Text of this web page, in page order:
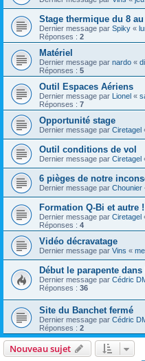
Stage thermique du 8 au
Dernier message par Spiky «
Réponses : 2
Matériel
Dernier message par nardo «
Réponses : 5
Outil Espaces Aériens
Dernier message par Lionel «
Réponses : 7
Opportunité stage
Dernier message par Ciretagel
Outil conditions de vol
Dernier message par Ciretagel
6 pièges de notre
Dernier message par Chounier
Formation Q-Bi et autre !
Dernier message par Ciretagel
Réponses : 4
Vidéo décravatage
Dernier message par Vins «
Début le parapente
Dernier message par Cédric
Réponses : 36
Site du Banchet fermé
Dernier message par Cédric
Réponses : 2
Nouveau sujet